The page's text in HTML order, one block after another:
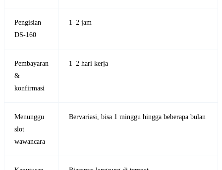
Pengisian
DS-160
1–2 jam
Pembayaran
&
konfirmasi
1–2 hari kerja
Menunggu
slot
wawancara
Bervariasi, bisa 1 minggu hingga beberapa bulan